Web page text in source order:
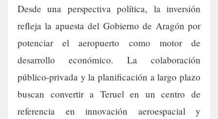
Desde una perspectiva política, la inversión
refleja la apuesta del Gobierno de Aragón por
potenciar el aeropuerto como motor de
desarrollo económico. La colaboración
público-privada y la planificación a largo plazo
buscan convertir a Teruel en un centro de
referencia en innovación aeroespacial y